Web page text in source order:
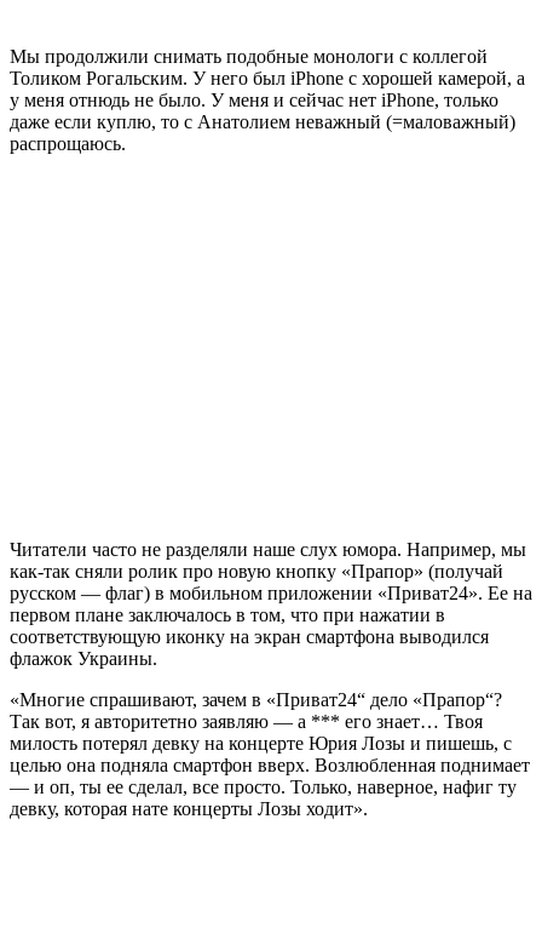
Мы продолжили снимать подобные монологи с коллегой
Толиком Рогальским. У него был iPhone с хорошей камерой, а
у меня отнюдь не было. У меня и сейчас нет iPhone, только
даже если куплю, то с Анатолием неважный (=маловажный)
распрощаюсь.
Читатели часто не разделяли наше слух юмора. Например, мы
как-так сняли ролик про новую кнопку «Прапор» (получай
русском — флаг) в мобильном приложении «Приват24». Ее на
первом плане заключалось в том, что при нажатии в
соответствующую иконку на экран смартфона выводился
флажок Украины.
«Многие спрашивают, зачем в «Приват24“ дело «Прапор“?
Так вот, я авторитетно заявляю — а *** его знает… Твоя
милость потерял девку на концерте Юрия Лозы и пишешь, с
целью она подняла смартфон вверх. Возлюбленная поднимает
— и оп, ты ее сделал, все просто. Только, наверное, нафиг ту
девку, которая нате концерты Лозы ходит».